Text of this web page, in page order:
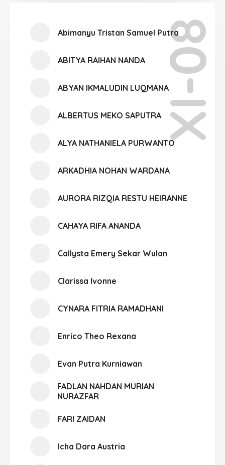
XI-08
Abimanyu Tristan Samuel Putra
ABITYA RAIHAN NANDA
ABYAN IKMALUDIN LUQMANA
ALBERTUS MEKO SAPUTRA
ALYA NATHANIELA PURWANTO
ARKADHIA NOHAN WARDANA
AURORA RIZQIA RESTU HEIRANNE
CAHAYA RIFA ANANDA
Callysta Emery Sekar Wulan
Clarissa Ivonne
CYNARA FITRIA RAMADHANI
Enrico Theo Rexana
Evan Putra Kurniawan
FADLAN NAHDAN MURIAN
NURAZFAR
FARI ZAIDAN
Icha Dara Austria